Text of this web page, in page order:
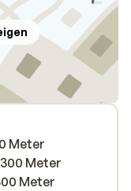
Meter
Meter
Meter